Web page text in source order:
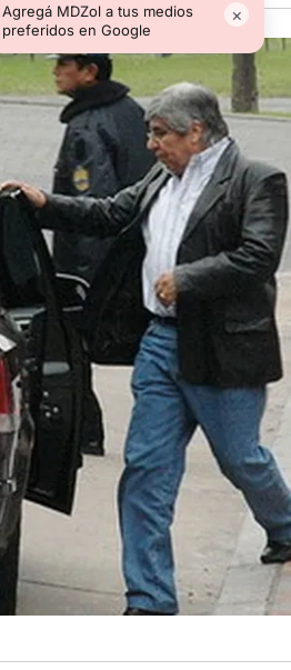
Agregá MDZol a tus medios
preferidos en Google
×